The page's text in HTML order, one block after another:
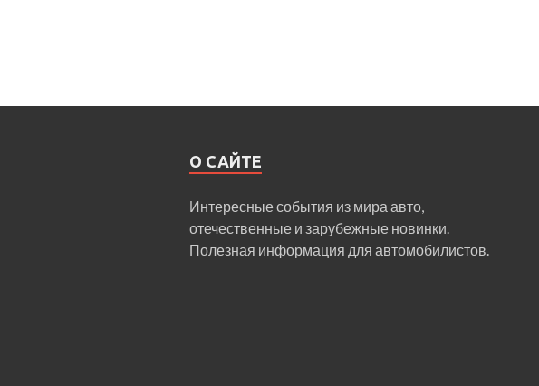
О САЙТЕ
Интересные события из мира авто,
отечественные и зарубежные новинки.
Полезная информация для автомобилистов.